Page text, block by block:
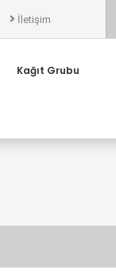
İletişim
Kağıt Grubu